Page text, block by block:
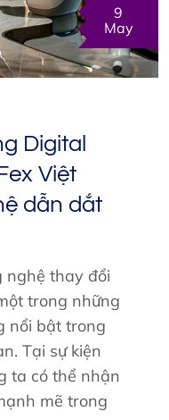
9
May
Digital
Việt
dẫn dắt
nghệ thay đổi
trong những
nổi bật trong
Tại sự kiện
ta có thể nhận
mẽ trong